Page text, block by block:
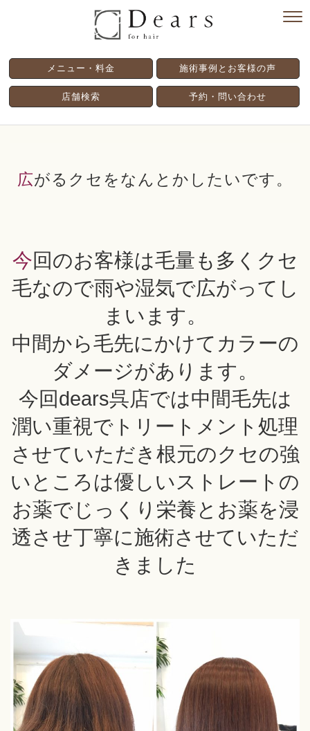
メニュー・料金 施術事例とお客様の声
店舗検索 予約・問い合わせ
広がるクセをなんとかしたいです。
今回のお客様は毛量も多くクセ
毛なので雨や湿気で広がってし
まいます。
中間から毛先にかけてカラーの
ダメージがあります。
今回dears呉店では中間毛先は
潤い重視でトリートメント処理
させていただき根元のクセの強
いところは優しいストレートの
お薬でじっくり栄養とお薬を浸
透させ丁寧に施術させていただ
きました